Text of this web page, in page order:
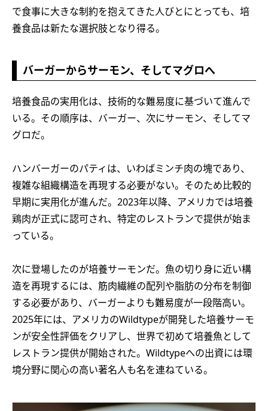
で食事に大きな制約を抱えてきた人びとにとっても、培
養食品は新たな選択肢となり得る。
バーガーからサーモン、そしてマグロへ
培養食品の実用化は、技術的な難易度に基づいて進んで
いる。その順序は、バーガー、次にサーモン、そしてマ
グロだ。
ハンバーガーのパティは、いわばミンチ肉の塊であり、
複雑な組織構造を再現する必要がない。そのため比較的
早期に実用化が進んだ。2023年以降、アメリカでは培養
鶏肉が正式に認可され、特定のレストランで提供が始ま
っている。
次に登場したのが培養サーモンだ。魚の切り身に近い構
造を再現するには、筋肉繊維の配列や脂肪の分布を制御
する必要があり、バーガーよりも難易度が一段階高い。
2025年には、アメリカのWildtypeが開発した培養サーモ
ンが安全性評価をクリアし、世界で初めて培養魚として
レストラン提供が開始された。Wildtypeへの出資には環
境分野に関心の高い著名人も名を連ねている。